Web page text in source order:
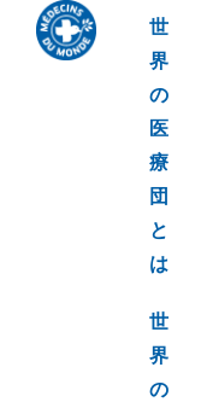
世
界
の
医
療
団
と
は
世
界
の